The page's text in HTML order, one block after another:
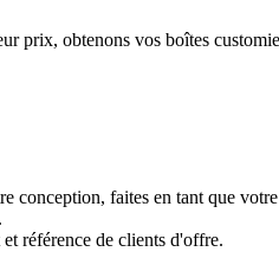
prix, obtenons vos boîtes
conception, faites en tant que
référence de clients d'offre.